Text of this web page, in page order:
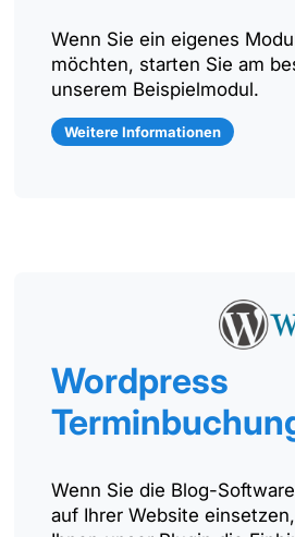
Wenn Sie ein eigenes
möchten, starten Sie am
unserem Beispielmodul.
Weitere Informationen
Wordpress
Wenn Sie die Blog-
auf Ihrer Website